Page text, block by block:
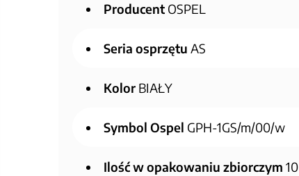
Producent OSPEL
Seria osprzętu AS
Kolor BIAŁY
Symbol Ospel GPH-1GS/m/00/w
Ilość w opakowaniu zbiorczym 10